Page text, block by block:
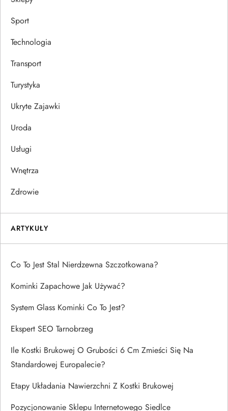
Sport
Technologia
Transport
Turystyka
Ukryte Zajawki
Uroda
Usługi
Wnętrza
Zdrowie
ARTYKUŁY
Co To Jest Stal Nierdzewna Szczotkowana?
Kominki Zapachowe Jak Używać?
System Glass Kominki Co To Jest?
Ekspert SEO Tarnobrzeg
Ile Kostki Brukowej O Grubości 6 Cm Zmieści Się Na
Standardowej Europalecie?
Etapy Układania Nawierzchni Z Kostki Brukowej
Pozycjonowanie Sklepu Internetowego Siedlce